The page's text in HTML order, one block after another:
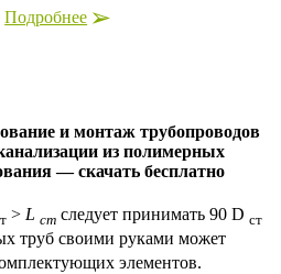
Подробнее
и монтаж трубопроводов
из полимерных
— скачать бесплатно
> L ст следует принимать 90 D ст
труб своими руками может
элементов.